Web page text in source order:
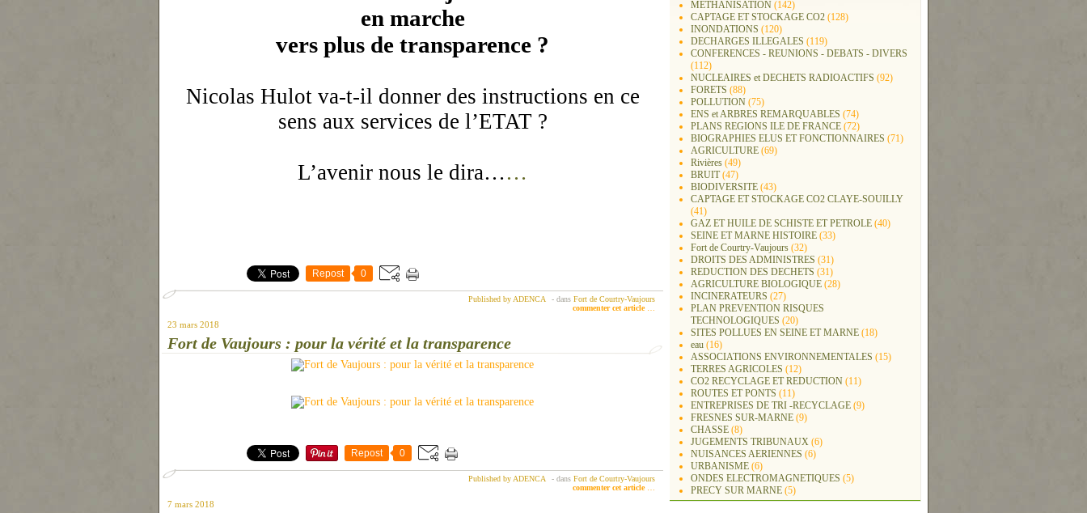
en marche
vers plus de transparence ?
Nicolas Hulot va-t-il donner des instructions en ce
sens aux services de l’ETAT ?
L’avenir nous le dira… …
Repost 0
Published by ADENCA - dans Fort de Courtry-Vaujours
commenter cet article
23 mars 2018
Fort de Vaujours : pour la vérité et la transparence
Repost 0
Published by ADENCA - dans Fort de Courtry-Vaujours
commenter cet article
7 mars 2018
METHANISATION (142)
CAPTAGE ET STOCKAGE CO2 (128)
INONDATIONS (120)
DECHARGES ILLEGALES (119)
CONFERENCES - REUNIONS - DEBATS - DIVERS
(112)
NUCLEAIRES et DECHETS RADIOACTIFS (92)
FORETS (88)
POLLUTION (75)
ENS et ARBRES REMARQUABLES (74)
PLANS REGIONS ILE DE FRANCE (72)
BIOGRAPHIES ELUS ET FONCTIONNAIRES (71)
AGRICULTURE (69)
Rivières (49)
BRUIT(47)
BIODIVERSITE (43)
CAPTAGE ET STOCKAGE CO2 CLAYE-SOUILLY
(41)
GAZ ET HUILE DE SCHISTE ET PETROLE (40)
SEINE ET MARNE HISTOIRE (33)
Fort de Courtry-Vaujours (32)
DROITS DES ADMINISTRES (31)
REDUCTION DES DECHETS (31)
AGRICULTURE BIOLOGIQUE (28)
INCINERATEURS (27)
PLAN PREVENTION RISQUES
TECHNOLOGIQUES (20)
SITES POLLUES EN SEINE ET MARNE (18)
eau (16)
ASSOCIATIONS ENVIRONNEMENTALES (15)
TERRES AGRICOLES (12)
CO2 RECYCLAGE ET REDUCTION (11)
ROUTES ET PONTS (11)
ENTREPRISES DE TRI -RECYCLAGE (9)
FRESNES SUR-MARNE (9)
CHASSE (8)
JUGEMENTS TRIBUNAUX (6)
NUISANCES AERIENNES (6)
URBANISME (6)
ONDES ELECTROMAGNETIQUES (5)
PRECY SUR MARNE (5)